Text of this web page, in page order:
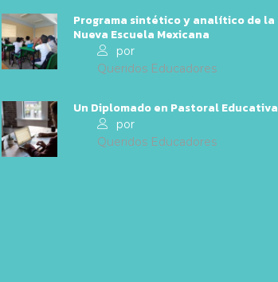
Programa sintético y analítico de la
Nueva Escuela Mexicana
por
Queridos Educadores
Un Diplomado en Pastoral Educativa
por
Queridos Educadores